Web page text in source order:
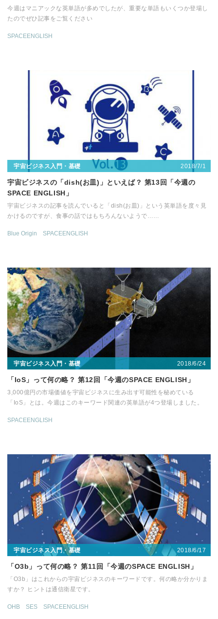
今週はマニアックな英単語が多めでしたが、重要な単語もいくつか登場し
たのでぜひ記事をご覧ください
SPACEENGLISH
宇宙ビジネス入門・基礎 2018/7/1
宇宙ビジネスの「dish(お皿)」といえば？ 第13回「今週の
SPACE ENGLISH」
宇宙ビジネスの記事を読んでいると「dish(お皿)」という英単語を度々見
かけるのですが、食事の話ではもちろんないようで……
Blue Origin SPACEENGLISH
宇宙ビジネス入門・基礎 2018/6/24
「IoS」って何の略？ 第12回「今週のSPACE ENGLISH」
3,000億円の市場価値を宇宙ビジネスに生み出す可能性を秘めている
「IoS」とは。今週はこのキーワード関連の英単語が4つ登場しました。
SPACEENGLISH
宇宙ビジネス入門・基礎 2018/6/17
「O3b」って何の略？ 第11回「今週のSPACE ENGLISH」
「O3b」はこれからの宇宙ビジネスのキーワードです。何の略か分かりま
すか？ ヒントは通信衛星です。
OHB SES SPACEENGLISH